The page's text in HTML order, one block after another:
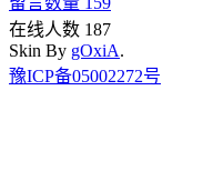
在线人数 187
Skin By gOxiA.
豫ICP备05002272号